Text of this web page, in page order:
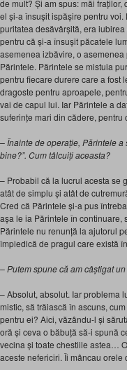
de mult? Și am spus: măi
el și-a însușit ispășire pentru
puritatea desăvârșită, era
pentru că și-a însușit păcatele
asemenea izbăvire, o
Părintele. Părintele se mistuia
pentru fiecare durere care a fost
dragoste pentru aproapele,
vai de capul lui. Iar Părintele a
suferințe mari din cădere,
– Înainte de operație, Părintele a
bine?”. Cum tâlcuiți aceasta?
– Probabil că la lucrul acesta se
atât de simplu și atât de
Cred că Părintele și-a pus
așa le ia Părintele în continuare,
Părintele nu renunță la ajutorul
împiedică de pragul care există
– Putem spune că am câștigat
– Absolut, absolut. Iar problema
mistic, să trăiască în ascuns,
pentru ei? Aici, văzându-l și
oră și ceva o băbuță să-i spună
vecina și toate chestiile astea…
aceste nefericiri. Îi mâncau orele